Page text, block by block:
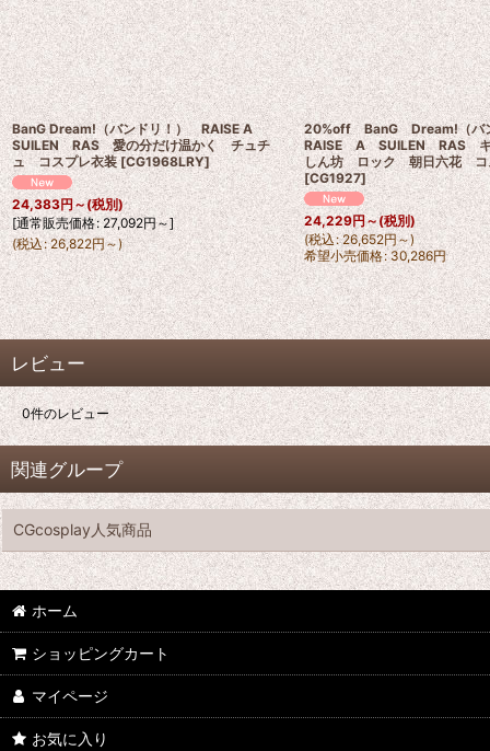
BanG Dream!（バンドリ！） RAISE A
SUILEN RAS 愛の分だけ温かく チュチ
ュ コスプレ衣装 [CG1968LRY]
24,383円～(税別)
[通常販売価格: 27,092円～]
(税込: 26,822円～)
20%off BanG Dream!（バ
RAISE A SUILEN RAS キ
しん坊 ロック 朝日六花 コ
[CG1927]
24,229円～(税別)
(税込: 26,652円～)
希望小売価格: 30,286円
レビュー
0件のレビュー
関連グループ
CGcosplay人気商品
ホーム
ショッピングカート
マイページ
お気に入り